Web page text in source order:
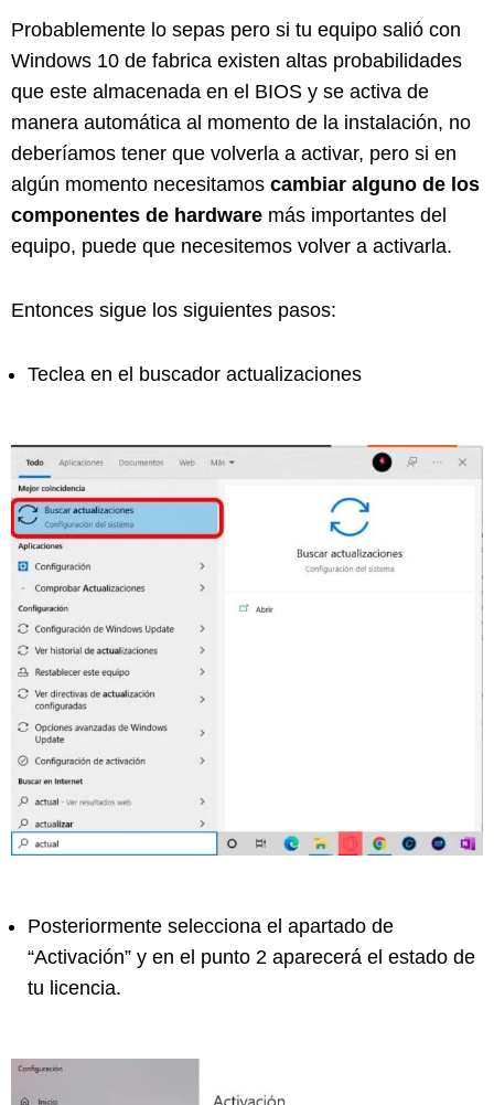
Probablemente lo sepas pero si tu equipo salió con
Windows 10 de fabrica existen altas probabilidades
que este almacenada en el BIOS y se activa de
manera automática al momento de la instalación, no
deberíamos tener que volverla a activar, pero si en
algún momento necesitamos cambiar alguno de los
componentes de hardware más importantes del
equipo, puede que necesitemos volver a activarla.
Entonces sigue los siguientes pasos:
Teclea en el buscador actualizaciones
Posteriormente selecciona el apartado de
“Activación” y en el punto 2 aparecerá el estado de
tu licencia.